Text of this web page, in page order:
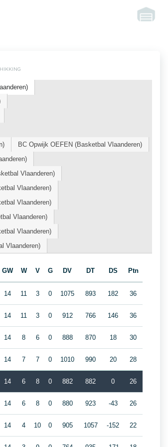
BC Opwijk OEFEN (Basketbal Vlaanderen)
Vlaanderen)
Vlaanderen)
Vlaanderen)
Vlaanderen)
Vlaanderen)
Vlaanderen)
GW W V G DV DT DS Ptn
14 11 3 0 1075 893 182 36
14 11 3 0 912 766 146 36
14 8 6 0 888 870 18 30
14 7 7 0 1010 990 20 28
14 6 8 0 882 882 0 26
14 6 8 0 880 923 -43 26
14 4 10 0 905 1057 -152 22